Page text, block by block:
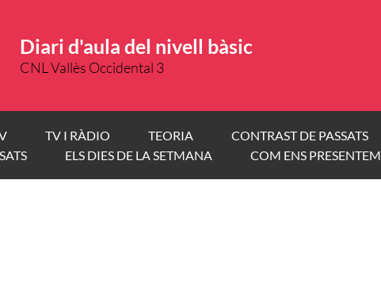
Diari d'aula del nivell bàsic
CNL Vallès Occidental 3
TV I RÀDIO TEORIA CONTRAST DE PASSATS
ELS DIES DE LA SETMANA COM ENS PRESENTEM